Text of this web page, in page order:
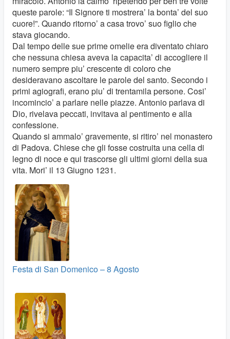
queste parole: “Il Signore ti mostrera’ la bonta’ del suo
cuore!”. Quando ritorno’ a casa trovo’ suo figlio che
stava giocando.
Dal tempo delle sue prime omelie era diventato chiaro
che nessuna chiesa aveva la capacita’ di accogliere il
numero sempre piu’ crescente di coloro che
desideravano ascoltare le parole del santo. Secondo i
primi agiografi, erano piu’ di trentamila persone. Cosi’
incomincio’ a parlare nelle piazze. Antonio parlava di
Dio, rivelava peccati, invitava al pentimento e alla
confessione.
Quando si ammalo’ gravemente, si ritiro’ nel monastero
di Padova. Chiese che gli fosse costruita una cella di
legno di noce e qui trascorse gli ultimi giorni della sua
vita. Mori’ il 13 Giugno 1231.
Festa di San Domenico – 8 Agosto